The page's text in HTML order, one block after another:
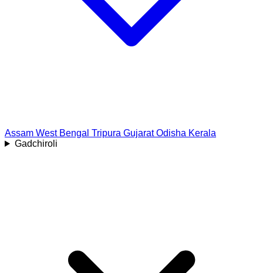
Assam West Bengal Tripura Gujarat Odisha Kerala
Gadchiroli